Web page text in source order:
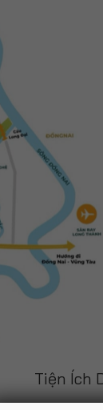
Tiện Ích